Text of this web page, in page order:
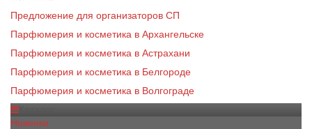
Предложение для организаторов СП
Парфюмерия и косметика в Архангельске
Парфюмерия и косметика в Астрахани
Парфюмерия и косметика в Белгороде
Парфюмерия и косметика в Волгограде
Новинки